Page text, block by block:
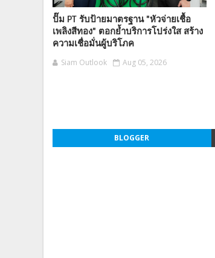
ปั๊ม PT รับป้ายมาตรฐาน "หัวจ่ายเชื้อ
เพลิงสีทอง" ตอกย้ำบริการโปร่งใส สร้าง
ความเชื่อมั่นผู้บริโภค
Siam Outlook Aug 05, 2026
BLOGGER